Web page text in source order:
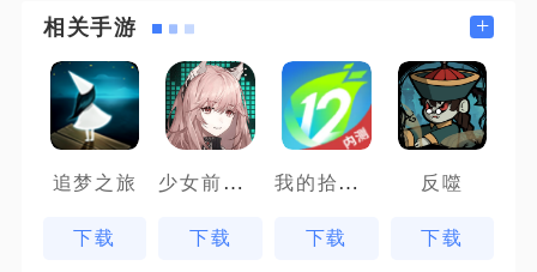
相关手游 +
追梦之旅
下载
少女前线云图计划先锋服
下载
我的拾贰世界
下载
反噬
下载